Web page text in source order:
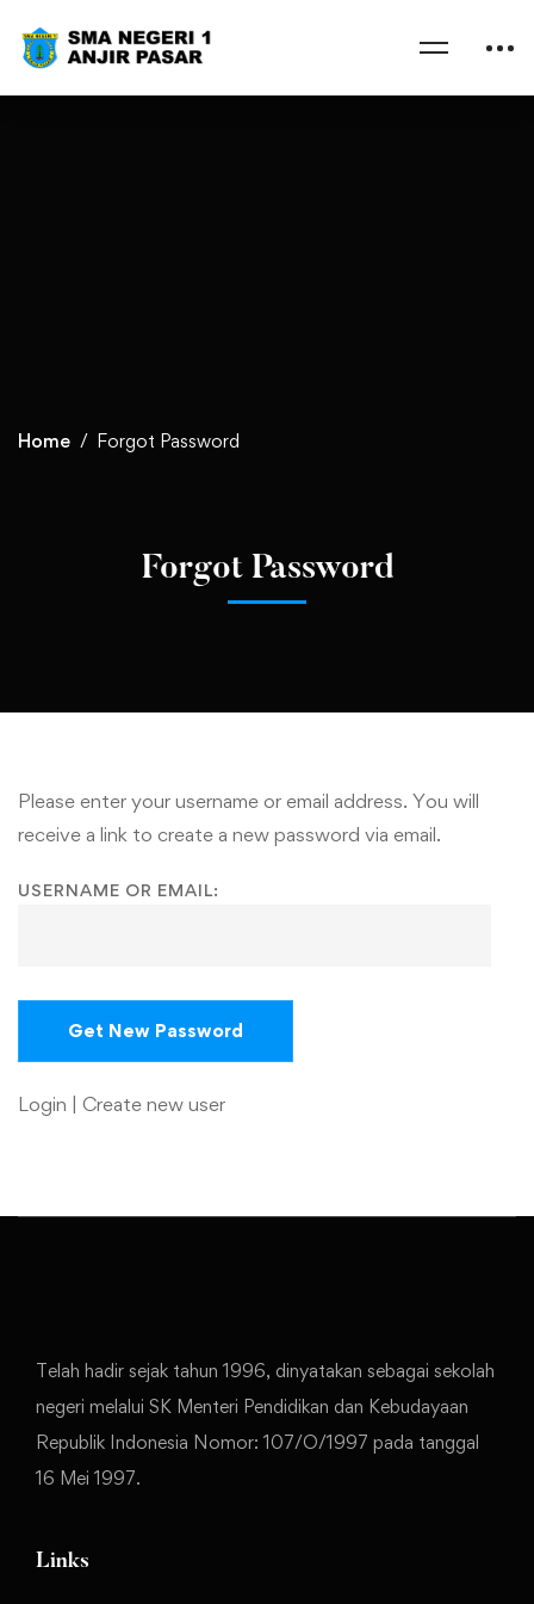
Home Forgot Password
Forgot Password
Please enter your username or email address. You will
receive a link to create a new password via email.
USERNAME OR EMAIL:
Login Create new user
Telah hadir sejak tahun 1996, dinyatakan sebagai sekolah
negeri melalui SK Menteri Pendidikan dan Kebudayaan
Republik Indonesia Nomor: 107/O/1997 pada tanggal
16 Mei 1997.
Links